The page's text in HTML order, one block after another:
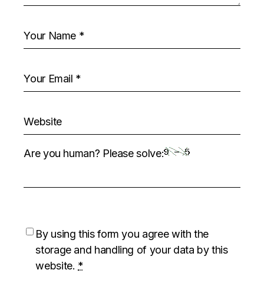
Are you human? Please solve:
By using this form you agree with the
storage and handling of your data by this
website. *